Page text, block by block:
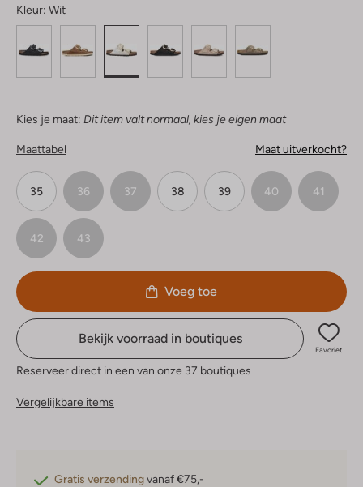
Kleur: Wit
Kies je maat: Dit item valt normaal, kies je eigen maat
Maattabel Maat uitverkocht?
35 36 37 38 39 40 41
42 43
Voeg toe
Bekijk voorraad in boutiques
Favoriet
Reserveer direct in een van onze 37 boutiques
Vergelijkbare items
Gratis verzendingvanaf €75,-